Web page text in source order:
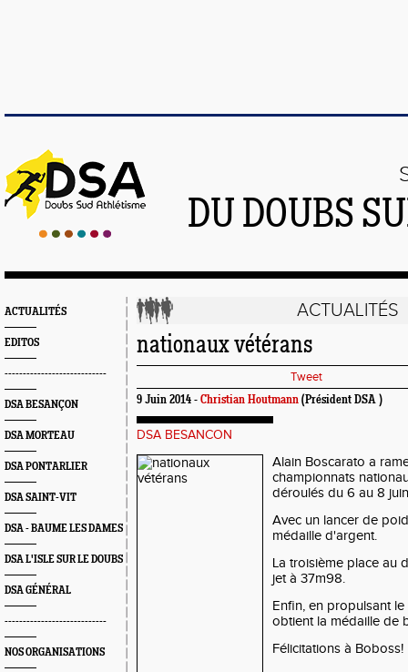
DU DOUBS
ACTUALITÉS
EDITOS
----------------------------
DSA BESANÇON
DSA MORTEAU
DSA PONTARLIER
DSA SAINT-VIT
DSA - BAUME LES DAMES
DSA L'ISLE SUR LE DOUBS
DSA GÉNÉRAL
----------------------------
NOS ORGANISATIONS
ACTUALITÉS
nationaux vétérans
Tweet
9 Juin 2014 - Christian Houtmann (Président DSA )
DSA BESANCON
Alain Boscarato a
championnats
déroulés du 6 au 8
Avec un lancer de
médaille d'argent.
La troisième place au
jet à 37m98.
Enfin, en propulsant le
obtient la médaille de
Félicitations à Boboss!